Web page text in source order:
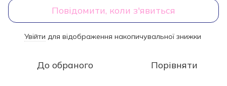
Повідомити, коли з'явиться
Увійти для відображення накопичувальної знижки
До обраного Порівняти